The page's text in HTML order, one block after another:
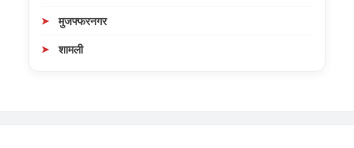
मुजफ्फरनगर
शामली